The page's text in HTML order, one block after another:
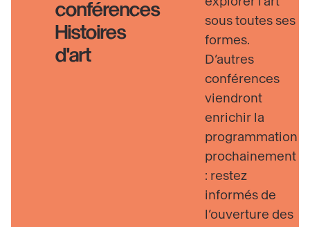
conférences
Histoires
d'art
sous toutes ses
formes.
D’autres
conférences
viendront
enrichir la
programmation
prochainement
: restez
informés de
l’ouverture des